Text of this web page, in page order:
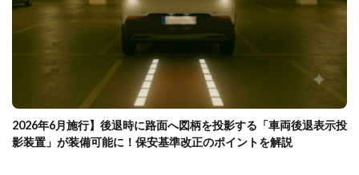
2026年6月施行】後退時に路面へ図柄を投影する「車両後退表示投
影装置」が装備可能に！保安基準改正のポイントを解説